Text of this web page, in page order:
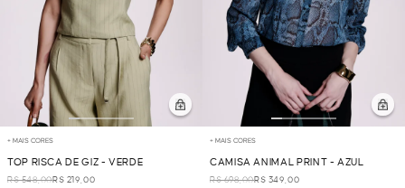
+ MAIS CORES
TOP RISCA DE GIZ - VERDE
R$ 548,00R$ 219,00
+ MAIS CORES
CAMISA ANIMAL PRINT - AZUL
R$ 698,00R$ 349,00